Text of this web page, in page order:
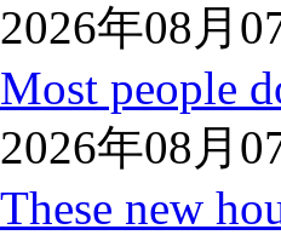
2026年08月
Most people
2026年08月
These new